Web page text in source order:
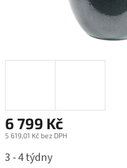
6 799 Kč
5 619,01 Kč bez DPH
cena:
3 - 4 týdny